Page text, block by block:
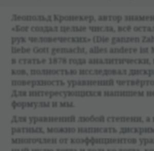
Леопольд Кро­не­кер, автор
«Бог создал целые числа, всё
рук чело­ве­че­ских» (Die ganzen
liebe Gott gemacht, alles andere ist
в ста­тье 1878 года
ков, пол­но­стью иссле­до­вал
поверх­ность урав­не­ний
Для инте­ре­сующихся напишем
формулы и мы.
Для урав­не­ний любой степени, а
рат­ных, можно напи­сать
много­член от коэффици­ен­тов